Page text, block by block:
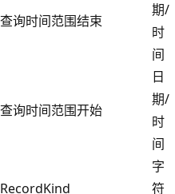
查询时间范围结束
期/
时
间
查询时间范围开始
日
期/
时
间
RecordKind
字
符